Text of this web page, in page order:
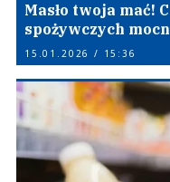
Masło twoja mać!
spożywczych
15.01.2026 / 15:36